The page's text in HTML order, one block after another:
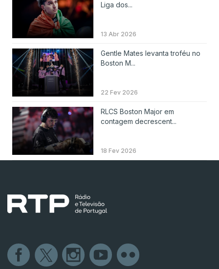
Liga dos...
13 Abr 2026
Gentle Mates levanta troféu no
Boston M...
22 Fev 2026
RLCS Boston Major em
contagem decrescent...
18 Fev 2026